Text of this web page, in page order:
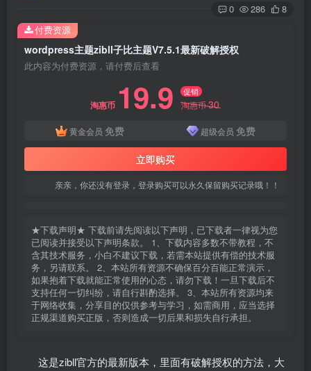
0 286 8
wordpress主题zibll子比主题V7.5.1最新破解授权
此内容为付费资源，请付费后查看
淘惠币 19.9 促销
淘惠币30
黄金会员 免费 超级会员 免费
立即购买
亲亲，你还没有登录，登录购买可以永久保留购买记录哦！！
★下载声明★ 下载前请先阅读以下声明，已下载者一律视为您
已阅读并接受以下声明条款。 1、下载内容多数不带教程，不
含其技术服务，小白不建议下载，若需本站提供有偿的技术服
务，另请联系。 2、本站所有资源不确保百分百能正常演示，
如果抱着下载就能正常使用的心态，请勿下载！一旦下载后不
支持任何一切纠纷，请自行斟酌选择。 3、本站所有资源均来
于网络收集，分享目的仅供参考与学习，如需商用，应当选择
正规渠道购买正版，否则造成一切后果和损失自行承担。
付费资源
这是zibll官方的最新版本，里面有破解授权的方法，大